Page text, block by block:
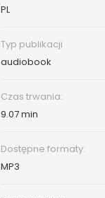
PL
Typ publikacji
audiobook
Czas trwania:
9.07 min
Dostępne formaty:
MP3